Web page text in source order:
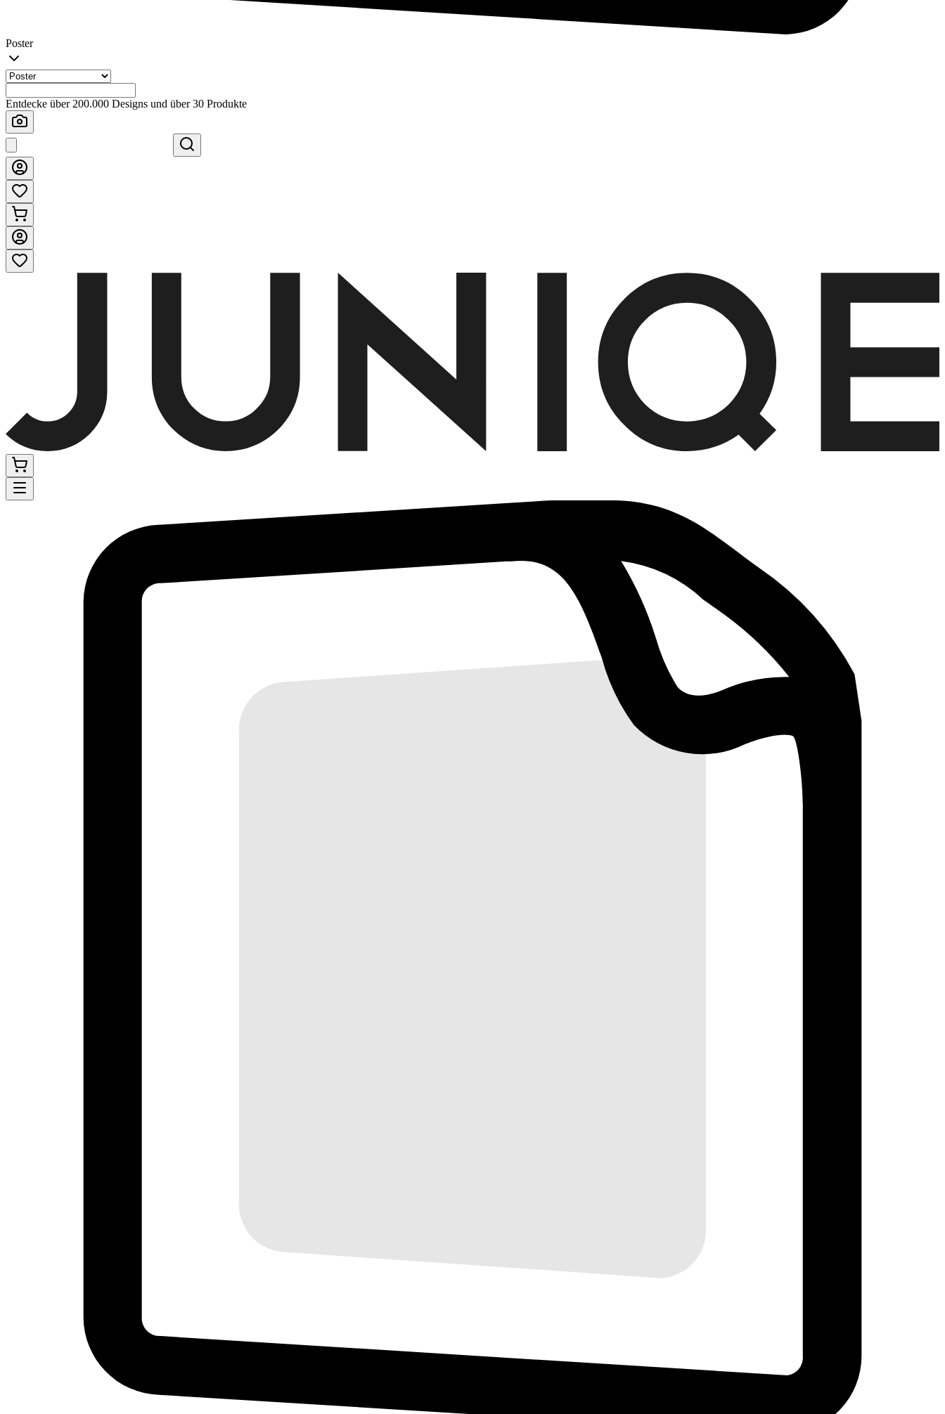
Poster
Entdecke über 200.000 Designs und über 30 Produkte